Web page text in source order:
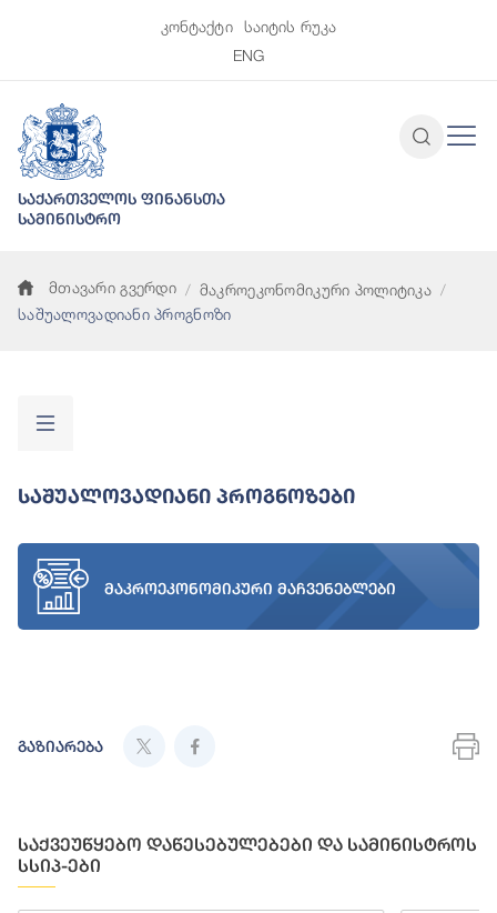
კონტაქტი
საიტის რუკა
ENG
საქართველოს ფინანსთა
სამინისტრო
მთავარი გვერდი
მაკროეკონომიკური პოლიტიკა
საშუალოვადიანი პროგნოზი
Საშუალოვადიანი Პროგნოზები
მაკროეკონომიკური მაჩვენებლები
გაზიარება
საქვეუწყებო დაწესებულებები და სამინისტროს
სსიპ-ები